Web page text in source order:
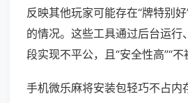
反映其他玩家可能存在“牌特别
的情况。这些工具通过后台运行
段实现不平公，且“安全性高”“不
手机微乐麻将安装包轻巧不占内